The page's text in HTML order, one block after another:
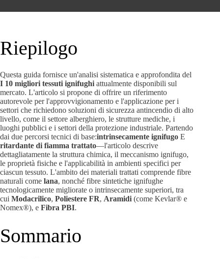
Riepilogo
Questa guida fornisce un'analisi sistematica e approfondita del
I 10 migliori tessuti ignifughi attualmente disponibili sul
mercato. L'articolo si propone di offrire un riferimento
autorevole per l'approvvigionamento e l'applicazione per i
settori che richiedono soluzioni di sicurezza antincendio di alto
livello, come il settore alberghiero, le strutture mediche, i
luoghi pubblici e i settori della protezione industriale. Partendo
dai due percorsi tecnici di base:intrinsecamente ignifugo E
ritardante di fiamma trattato—l'articolo descrive
dettagliatamente la struttura chimica, il meccanismo ignifugo,
le proprietà fisiche e l'applicabilità in ambienti specifici per
ciascun tessuto. L'ambito dei materiali trattati comprende fibre
naturali come lana, nonché fibre sintetiche ignifughe
tecnologicamente migliorate o intrinsecamente superiori, tra
cui Modacrilico, Poliestere FR, Aramidi (come Kevlar® e
Nomex®), e Fibra PBI.
Sommario